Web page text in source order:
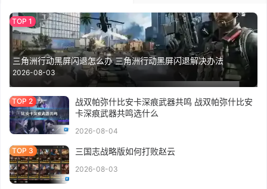
三角洲行动黑屏闪退怎么办 三角洲行动黑屏闪退解决办法
2026-08-03
战双帕弥什比安卡深痕武器共鸣 战双帕弥什比安
卡深痕武器共鸣选什么
2026-08-04
三国志战略版如何打败赵云
2026-08-03